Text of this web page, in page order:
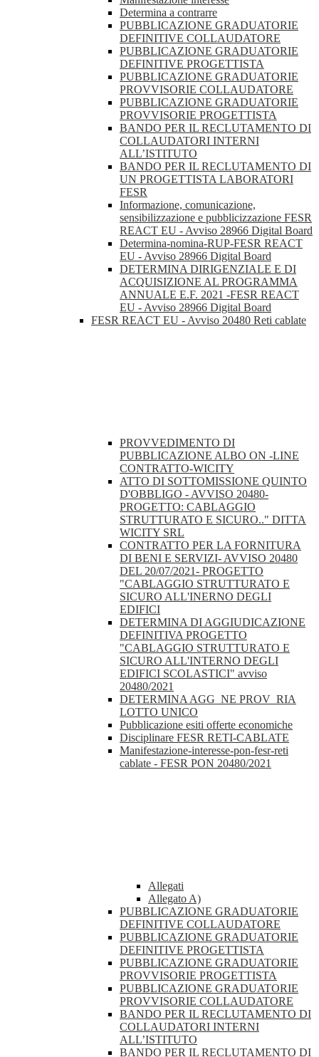
Determina a contrarre
PUBBLICAZIONE GRADUATORIE
DEFINITIVE COLLAUDATORE
PUBBLICAZIONE GRADUATORIE
DEFINITIVE PROGETTISTA
PUBBLICAZIONE GRADUATORIE
PROVVISORIE COLLAUDATORE
PUBBLICAZIONE GRADUATORIE
PROVVISORIE PROGETTISTA
BANDO PER IL RECLUTAMENTO DI
COLLAUDATORI INTERNI
ALL’ISTITUTO
BANDO PER IL RECLUTAMENTO DI
UN PROGETTISTA LABORATORI
FESR
Informazione, comunicazione,
sensibilizzazione e pubblicizzazione FESR
REACT EU - Avviso 28966 Digital Board
Determina-nomina-RUP-FESR REACT
EU - Avviso 28966 Digital Board
DETERMINA DIRIGENZIALE E DI
ACQUISIZIONE AL PROGRAMMA
ANNUALE E.F. 2021 -FESR REACT
EU - Avviso 28966 Digital Board
FESR REACT EU - Avviso 20480 Reti cablate
PROVVEDIMENTO DI
PUBBLICAZIONE ALBO ON -LINE
CONTRATTO-WICITY
ATTO DI SOTTOMISSIONE QUINTO
D'OBBLIGO - AVVISO 20480-
PROGETTO: CABLAGGIO
STRUTTURATO E SICURO.." DITTA
WICITY SRL
CONTRATTO PER LA FORNITURA
DI BENI E SERVIZI- AVVISO 20480
DEL 20/07/2021- PROGETTO
"CABLAGGIO STRUTTURATO E
SICURO ALL'INERNO DEGLI
EDIFICI
DETERMINA DI AGGIUDICAZIONE
DEFINITIVA PROGETTO
"CABLAGGIO STRUTTURATO E
SICURO ALL'INTERNO DEGLI
EDIFICI SCOLASTICI" avviso
20480/2021
DETERMINA AGG_NE PROV_RIA
LOTTO UNICO
Pubblicazione esiti offerte economiche
Disciplinare FESR RETI-CABLATE
Manifestazione-interesse-pon-fesr-reti
cablate - FESR PON 20480/2021
Allegati
Allegato A)
PUBBLICAZIONE GRADUATORIE
DEFINITIVE COLLAUDATORE
PUBBLICAZIONE GRADUATORIE
DEFINITIVE PROGETTISTA
PUBBLICAZIONE GRADUATORIE
PROVVISORIE PROGETTISTA
PUBBLICAZIONE GRADUATORIE
PROVVISORIE COLLAUDATORE
BANDO PER IL RECLUTAMENTO DI
COLLAUDATORI INTERNI
ALL’ISTITUTO
BANDO PER IL RECLUTAMENTO DI